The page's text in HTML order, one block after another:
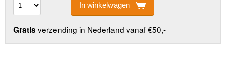
In winkelwagen
Gratis verzending in Nederland vanaf €50,-